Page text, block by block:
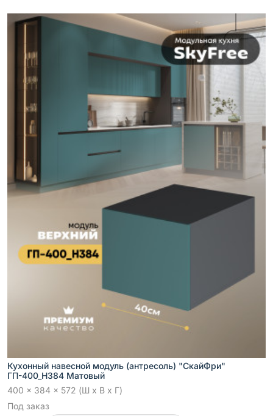
Кухонный навесной модуль (антресоль) "СкайФри"
ГП-400_Н384 Матовый
400 x 384 x 572 (Ш x В x Г)
Под заказ